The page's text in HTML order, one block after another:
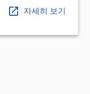
자세히 보기